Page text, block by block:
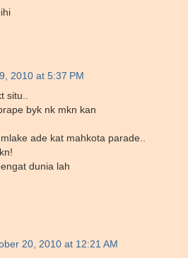
2010 at 5:37 PM
situ..
byk nk mkn kan
ade kat mahkota parade..
dunia lah
20, 2010 at 12:21 AM